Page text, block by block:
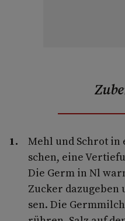
Mehl und Schrot
schen, eine
Die Germ in Nl
Zucker
sen. Die